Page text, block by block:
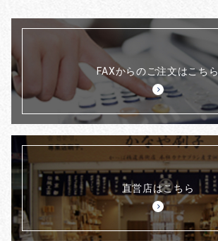
FAXからのご注文はこちら
直営店はこちら